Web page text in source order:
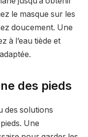
le masque sur les
doucement. Une
à l’eau tiède et
des pieds
des solutions
Une